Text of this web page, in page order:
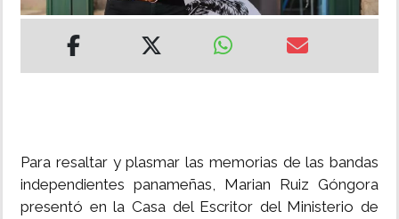
MULTIMEDIA
Para resaltar y plasmar las memorias de las bandas
independientes panameñas, Marian Ruiz Góngora
presentó en la Casa del Escritor del Ministerio de